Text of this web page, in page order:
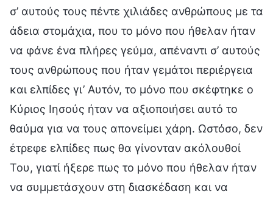
σ’ αυτούς τους πέντε χιλιάδες ανθρώπους με τα
άδεια στομάχια, που το μόνο που ήθελαν ήταν
να φάνε ένα πλήρες γεύμα, απέναντι σ’ αυτούς
τους ανθρώπους που ήταν γεμάτοι περιέργεια
και ελπίδες γι’ Αυτόν, το μόνο που σκέφτηκε ο
Κύριος Ιησούς ήταν να αξιοποιήσει αυτό το
θαύμα για να τους απονείμει χάρη. Ωστόσο, δεν
έτρεφε ελπίδες πως θα γίνονταν ακόλουθοί
Του, γιατί ήξερε πως το μόνο που ήθελαν ήταν
να συμμετάσχουν στη διασκέδαση και να